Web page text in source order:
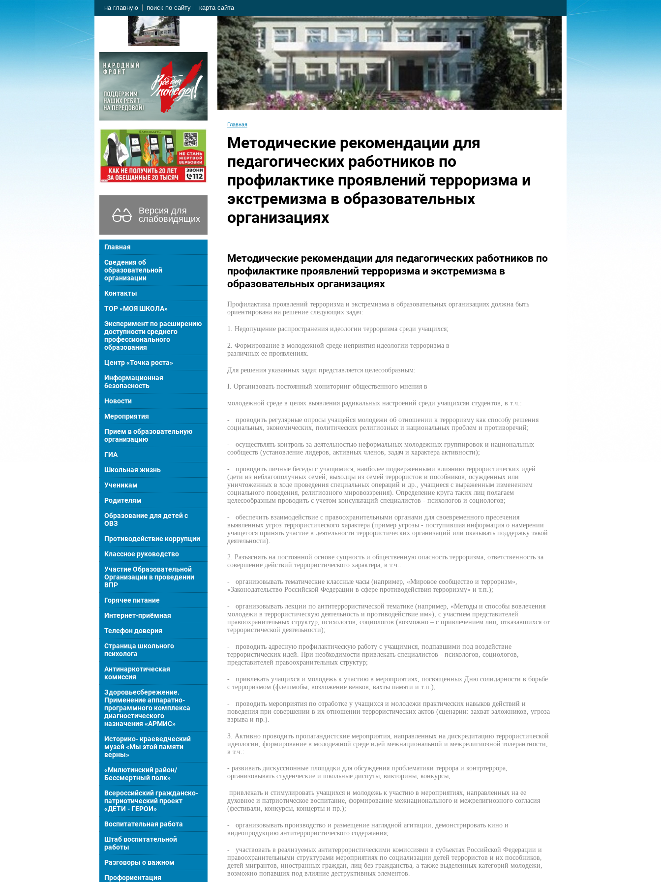
на главную поиск по сайту карта сайта
Версия для
слабовидящих
Главная
Сведения об
образовательной
организации
Контакты
ТОР «МОЯ ШКОЛА»
Эксперимент по расширению
доступности среднего
профессионального
образования
Центр «Точка роста»
Информационная
безопасность
Новости
Мероприятия
Прием в образовательную
организацию
ГИА
Школьная жизнь
Ученикам
Родителям
Образование для детей с
ОВЗ
Противодействие коррупции
Классное руководство
Участие Образовательной
Организации в проведении
ВПР
Горячее питание
Интернет-приёмная
Телефон доверия
Страница школьного
психолога
Антинаркотическая
комиссия
Здоровьесбережение.
Применение аппаратно-
программного комплекса
диагностического
назначения «АРМИС»
Историко- краеведческий
музей «Мы этой памяти
верны»
«Милютинский район/
Бессмертный полк»
Всероссийский гражданско-
патриотический проект
«ДЕТИ - ГЕРОИ»
Воспитательная работа
Штаб воспитательной
работы
Разговоры о важном
Профориентация
Главная
Методические рекомендации для
педагогических работников по
профилактике проявлений терроризма и
экстремизма в образовательных
организациях
Методические рекомендации для педагогических работников по
профилактике проявлений терроризма и экстремизма в
образовательных организациях
Профилактика проявлений терроризма и экстремизма в образовательных организациях должна быть
ориентирована на решение следующих задач:
1. Недопущение распространения идеологии терроризма среди учащихся;
2. Формирование в молодежной среде неприятия идеологии терроризма в
различных ее проявлениях.
Для решения указанных задач представляется целесообразным:
І. Организовать постоянный мониторинг общественного мнения в
молодежной среде в целях выявления радикальных настроений среди учащихсяи студентов, в т.ч.:
- проводить регулярные опросы учащейся молодежи об отношении к терроризму как способу решения
социальных, экономических, политических религиозных и национальных проблем и противоречий;
- осуществлять контроль за деятельностью неформальных молодежных группировок и национальных
сообществ (установление лидеров, активных членов, задач и характера активности);
- проводить личные беседы с учащимися, наиболее подверженными влиянию террористических идей
(дети из неблагополучных семей; выходцы из семей террористов и пособников, осужденных или
уничтоженных в ходе проведения специальных операций и др., учащиеся с выраженным изменением
социального поведения, религиозного мировоззрения). Определение круга таких лиц полагаем
целесообразным проводить с учетом консультаций специалистов - психологов и социологов;
- обеспечить взаимодействие с правоохранительными органами для своевременного пресечения
выявленных угроз террористического характера (пример угрозы - поступившая информация о намерении
учащегося принять участие в деятельности террористических организаций или оказывать поддержку такой
деятельности).
2. Разъяснять на постоянной основе сущность и общественную опасность терроризма, ответственность за
совершение действий террористического характера, в т.ч.:
- организовывать тематические классные часы (например, «Мировое сообщество и терроризм»,
«Законодательство Российской Федерации в сфере противодействия терроризму» и т.п.);
- организовывать лекции по антитеррористической тематике (например, «Методы и способы вовлечения
молодежи в террористическую деятельность и противодействие им»), с участием представителей
правоохранительных структур, психологов, социологов (возможно – с привлечением лиц, отказавшихся от
террористической деятельности);
- проводить адресную профилактическую работу с учащимися, подпавшими под воздействие
террористических идей. При необходимости привлекать специалистов - психологов, социологов,
представителей правоохранительных структур;
- привлекать учащихся и молодежь к участию в мероприятиях, посвященных Дню солидарности в борьбе
с терроризмом (флешмобы, возложение венков, вахты памяти и т.п.);
- проводить мероприятия по отработке у учащихся и молодежи практических навыков действий и
поведения при совершении в их отношении террористических актов (сценарии: захват заложников, угроза
взрыва и пр.).
З. Активно проводить пропагандистские мероприятия, направленных на дискредитацию террористической
идеологии, формирование в молодежной среде идей межнациональной и межрелигиозной толерантности,
в т.ч.:
- развивать дискуссионные площадки для обсуждения проблематики террора и контртеррора,
организовывать студенческие и школьные диспуты, викторины, конкурсы;
привлекать и стимулировать учащихся и молодежь к участию в мероприятиях, направленных на ее
духовное и патриотическое воспитание, формирование межнационального и межрелигиозного согласия
(фестивали, конкурсы, концерты и пр.);
- организовывать производство и размещение наглядной агитации, демонстрировать кино и
видеопродукцию антитеррористического содержания;
- участвовать в реализуемых антитеррористическими комиссиями в субъектах Российской Федерации и
правоохранительными структурами мероприятиях по социализации детей террористов и их пособников,
детей мигрантов, иностранных граждан, лиц без гражданства, а также выделенных категорий молодежи,
возможно попавших под влияние деструктивных элементов.